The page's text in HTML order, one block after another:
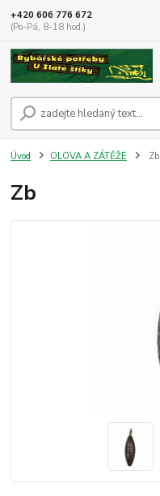
+420 606 776 672
(Po-Pá, 8-18 hod.)
Úvod OLOVA A ZÁTĚŽE Zb
Zb